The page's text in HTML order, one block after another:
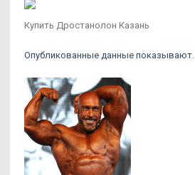
Купить Дростанолон Казань
Опубликованные данные показывают.